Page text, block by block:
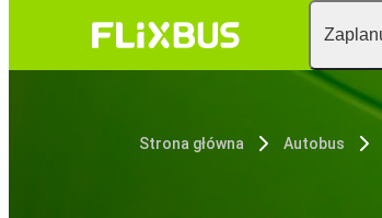
Strona główna Autobus